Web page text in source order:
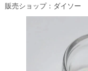
販売ショップ：ダイソー